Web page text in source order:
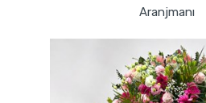
Aranjmanı